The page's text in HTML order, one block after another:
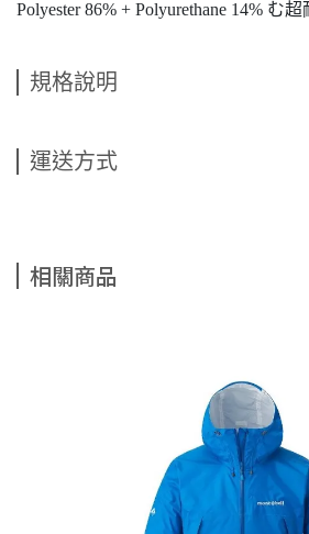
Polyester 86% + Polyurethane 14% む
規格說明
運送方式
相關商品